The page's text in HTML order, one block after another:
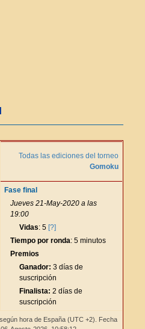
Todas las ediciones del torneo
Gomoku
Fase final
Jueves 21-May-2020 a las
19:00
Vidas: 5 [?]
Tiempo por ronda: 5 minutos
Premios
Ganador: 3 días de
suscripción
Finalista: 2 días de
suscripción
hora de España (UTC +2). Fecha